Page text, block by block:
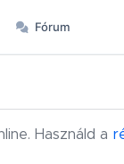
Fórum
Használd a